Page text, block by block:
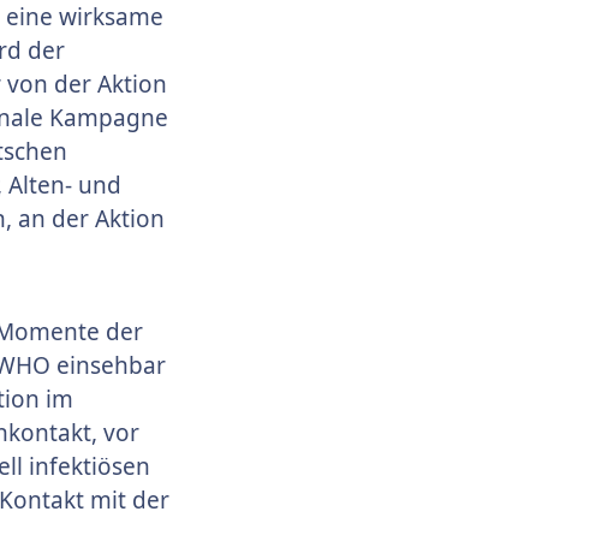
wirksame
der
von der Aktion
Kampagne
Alten- und
an der Aktion
der
einsehbar
im
vor
infektiösen
mit der